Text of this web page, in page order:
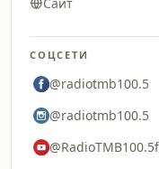
СОЦСЕТИ
@radiotmb100.5
@radiotmb100.5